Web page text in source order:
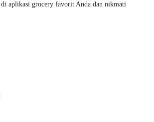
aplikasi grocery favorit Anda dan nikmati